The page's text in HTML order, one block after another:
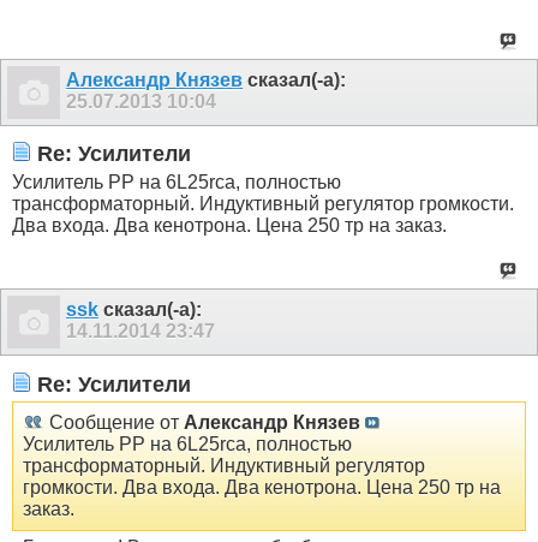
Александр Князев сказал(-а):
25.07.2013 10:04
Re: Усилители
Усилитель РР на 6L25rca, полностью
трансформаторный. Индуктивный регулятор громкости.
Два входа. Два кенотрона. Цена 250 тр на заказ.
ssk сказал(-а):
14.11.2014 23:47
Re: Усилители
Сообщение от Александр Князев
Усилитель РР на 6L25rca, полностью
трансформаторный. Индуктивный регулятор
громкости. Два входа. Два кенотрона. Цена 250 тр на
заказ.